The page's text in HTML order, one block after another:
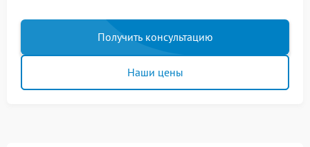
Получить консультацию
Наши цены